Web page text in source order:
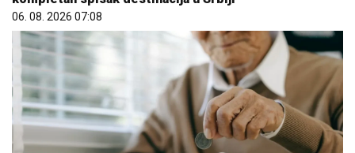
06. 08. 2026 07:08